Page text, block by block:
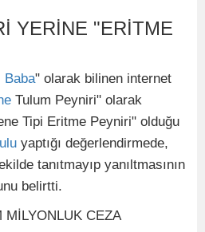
YERİNE "ERİTME
Baba" olarak bilinen internet
Tulum Peyniri" olarak
Tipi Eritme Peyniri" olduğu
yaptığı değerlendirmede,
tanıtmayıp yanıltmasının
belirtti.
MİLYONLUK CEZA